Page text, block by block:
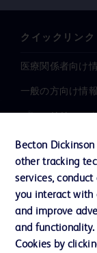
クイックリンク
医療関係者向け
一般の方向け情報
プレスリリース /
インクルージョ
シティ ＆ エクイ
投資家向け情報
会社案内
Becton
other tracking
services,
you interact with
and improve
and functionality.
Cookies by